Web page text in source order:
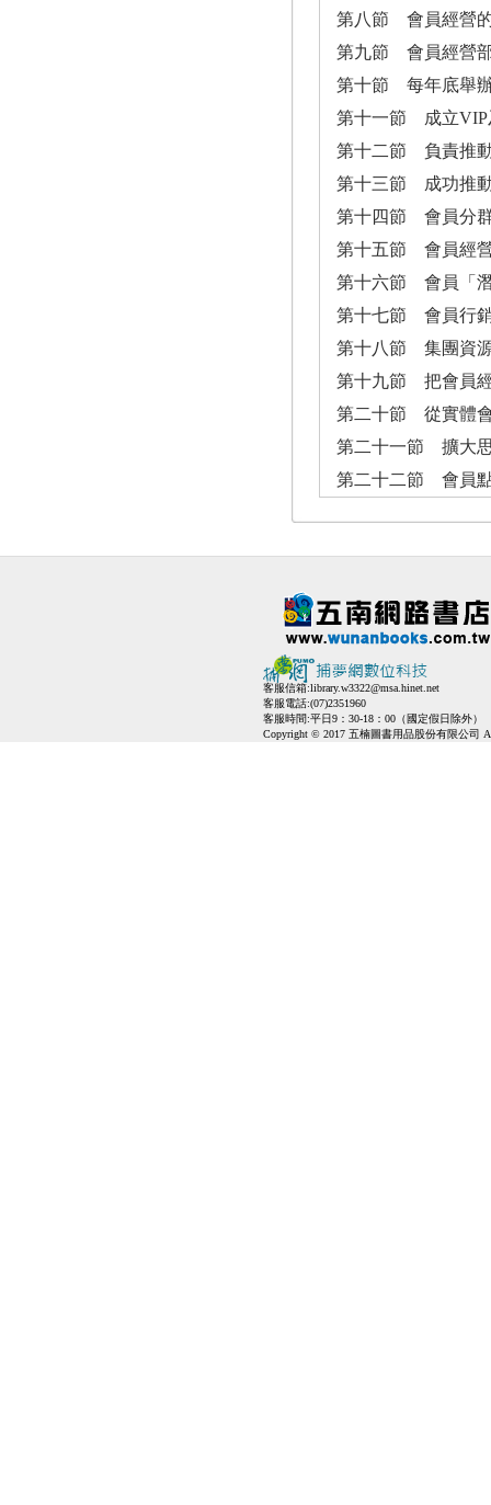
第八節 會員經營
第九節 會員經營
第十節 每年底舉
第十一節 成立VIP
第十二節 負責推
第十三節 成功推
第十四節 會員分
第十五節 會員經
第十六節 會員「
第十七節 會員行
第十八節 集團資
第十九節 把會員
第二十節 從實體
第二十一節 擴大思
第二十二節 會員
客服信箱:library.w3322@msa.hinet.net
客服電話:(07)2351960
客服時間:平日9：30-18：00（國定假日除外）
Copyright © 2017 五楠圖書用品股份有限公司